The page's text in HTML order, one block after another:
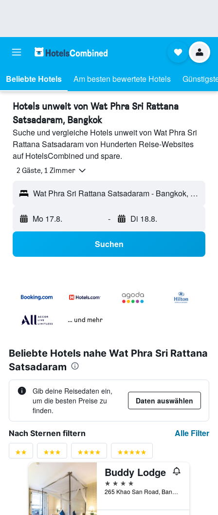
Beliebte Hotels Am besten bewertete Hotels
Hotels unweit von Wat Phra Sri Rattana
Satsadaram, Bangkok
Suche und vergleiche Hotels unweit von Wat Phra Sri
Rattana Satsadaram von Hunderten Reise-Websites
auf HotelsCombined und spare.
2 Gäste, 1 Zimmer
Wat Phra Sri Rattana Satsadaram - Bangkok, Thailand
Mo 17.8. - Di 18.8.
Suchen
… und mehr
Beliebte Hotels nahe Wat Phra Sri Rattana
Satsadaram
Gib deine Reisedaten ein,
um die besten Preise zu
finden.
Daten auswählen
Nach Sternen filtern Alle Filter
Buddy Lodge
4 Sterne
265 Khao San Road, Bangkok, Thailand